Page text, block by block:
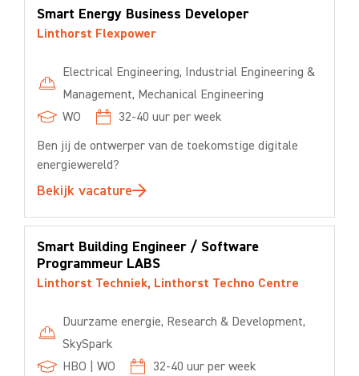
Smart Energy Business Developer
Linthorst Flexpower
Electrical Engineering, Industrial Engineering &
Management, Mechanical Engineering
WO
32-40 uur per week
Ben jij de ontwerper van de toekomstige digitale
energiewereld?
Bekijk vacature
Smart Building Engineer / Software
Programmeur LABS
Linthorst Techniek, Linthorst Techno Centre
Duurzame energie, Research & Development,
SkySpark
HBO | WO 32-40 uur per week